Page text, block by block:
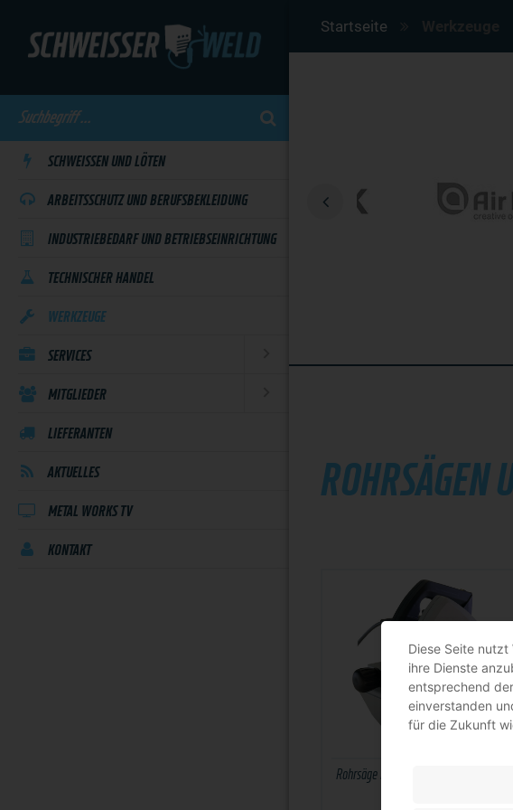
SCHWEISSEN UND LÖTEN
ARBEITSSCHUTZ UND BERUFSBEKLEIDUNG
INDUSTRIEBEDARF UND BETRIEBSEINRICHTUNG
TECHNISCHER HANDEL
WERKZEUGE
SERVICES
MITGLIEDER
LIEFERANTEN
AKTUELLES
METAL WORKS TV
KONTAKT
main
Startseite
ROHRSÄGEN
Rohrsäge Exact 170 1010 W 15-170 mm
Diese Seite
ihre Dienste
entsprechend
einverstanden
für die Zukunft